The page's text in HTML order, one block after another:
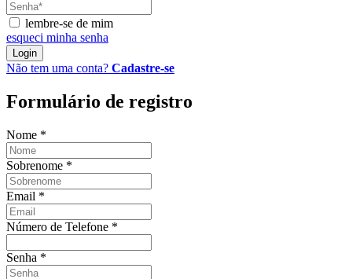
lembre-se de mim
esqueci minha senha
Login
Não tem uma conta? Cadastre-se
Formulário de registro
Nome *
Sobrenome *
Email *
Número de Telefone *
Senha *